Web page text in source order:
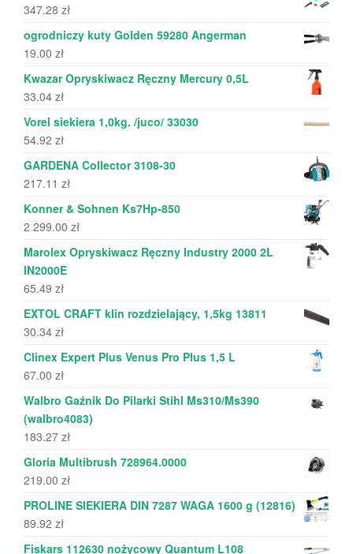
347.28 zł
ogrodniczy kuty Golden 59280 Angerman
19.00 zł
Kwazar Opryskiwacz Ręczny Mercury 0,5L
33.04 zł
Vorel siekiera 1,0kg. /juco/ 33030
54.92 zł
GARDENA Collector 3108-30
217.11 zł
Konner & Sohnen Ks7Hp-850
2 299.00 zł
Marolex Opryskiwacz Ręczny Industry 2000 2L
IN2000E
65.49 zł
EXTOL CRAFT klin rozdzielający, 1,5kg 13811
30.34 zł
Clinex Expert Plus Venus Pro Plus 1,5 L
67.00 zł
Walbro Gaźnik Do Pilarki Stihl Ms310/Ms390
(walbro4083)
183.27 zł
Gloria Multibrush 728964.0000
219.00 zł
PROLINE SIEKIERA DIN 7287 WAGA 1600 g (12816)
89.92 zł
Fiskars 112630 nożycowy Quantum L108